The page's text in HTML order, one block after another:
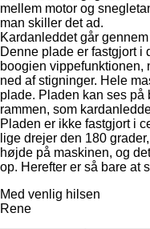
mellem motor og
man skiller det ad.
Kardanleddet går
Denne plade er fastgjort i
boogien vippefunktionen,
ned af stigninger. Hele
plade. Pladen kan ses
rammen, som
Pladen er ikke fastgjort i
lige drejer den 180
højde på maskinen, og
op. Herefter er så bare at
Med venlig hilsen
Rene